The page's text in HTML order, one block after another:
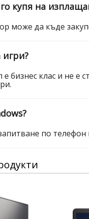
купя на
може да къде
игри?
е бизнес клас и не е
по